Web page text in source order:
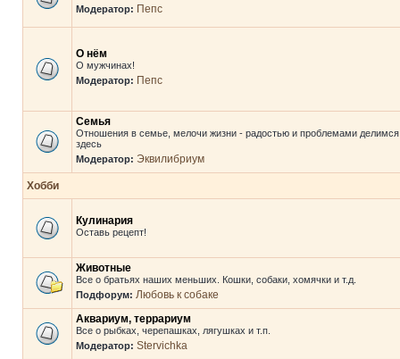
Модератор: Пепс
О нём
О мужчинах!
Модератор: Пепс
Семья
Отношения в семье, мелочи жизни - радостью и проблемами делимся
здесь
Модератор: Эквилибриум
Хобби
Кулинария
Оставь рецепт!
Животные
Все о братьях наших меньших. Кошки, собаки, хомячки и т.д.
Подфорум: Любовь к собаке
Аквариум, террариум
Все о рыбках, черепашках, лягушках и т.п.
Модератор: Stervichka